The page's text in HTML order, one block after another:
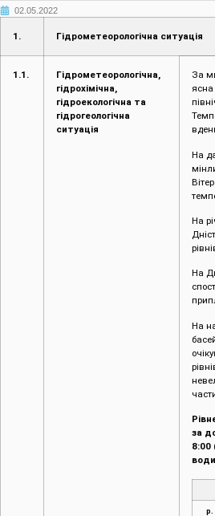
02.05.2022
1. Гідрометеорологічна ситуація
1.1.
Гідрометеорологічна,
гідрохімічна,
гідроекологічна та
гідрогеологічна
ситуація
За
ясна
На
На
На
На
за
8:00
р.